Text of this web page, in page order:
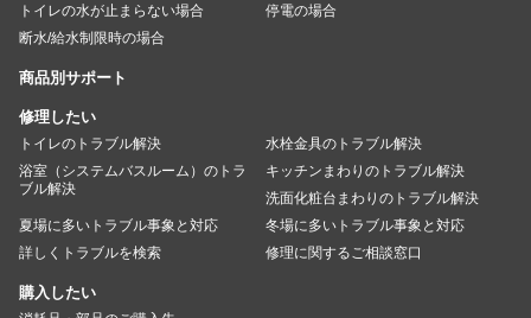
トイレの水が止まらない場合
停電の場合
断水/給水制限時の場合
商品別サポート
修理したい
トイレのトラブル解決
水栓金具のトラブル解決
浴室（システムバスルーム）のトラ
ブル解決
キッチンまわりのトラブル解決
洗面化粧台まわりのトラブル解決
夏場に多いトラブル事象と対応
冬場に多いトラブル事象と対応
詳しくトラブルを検索
修理に関するご相談窓口
購入したい